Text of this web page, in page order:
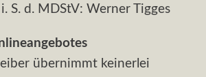
S. d. MDStV: Werner Tigges
übernimmt keinerlei